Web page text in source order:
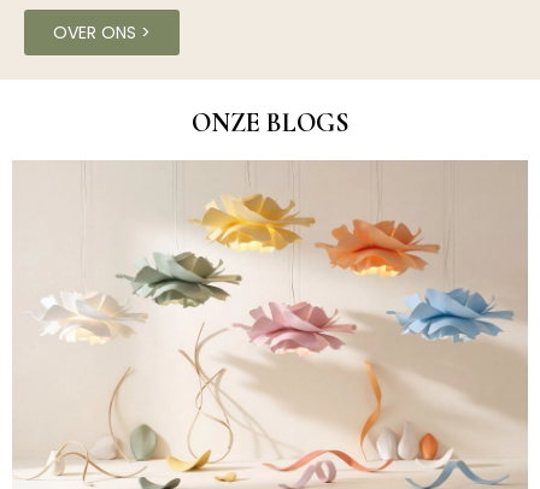
OVER ONS >
ONZE BLOGS